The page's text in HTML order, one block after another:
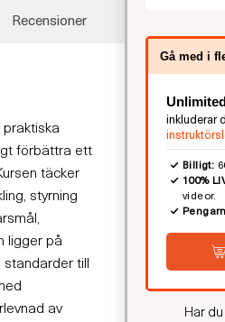
Recensioner
förbättra ett
täcker
styrning
ligger på
till
av
Gå med i
inkluderar
Billigt:
100%
videor.
Har